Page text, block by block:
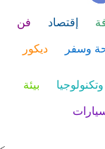
إقتصاد فن
وسفر ديكور
بيئة